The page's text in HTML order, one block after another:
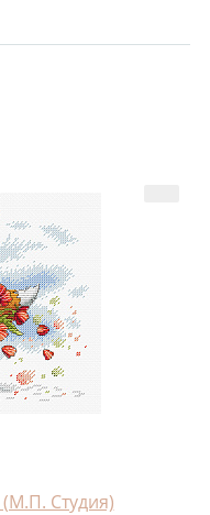
Студия)